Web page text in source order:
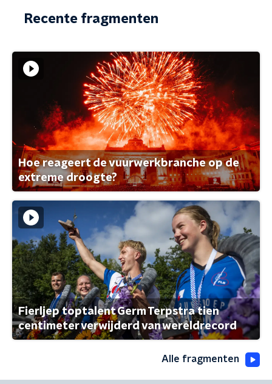
Recente fragmenten
Hoe reageert de vuurwerkbranche op de
extreme droogte?
Fierljep toptalent Germ Terpstra tien
centimeter verwijderd van wereldrecord
Alle fragmenten